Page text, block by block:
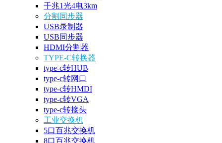
千兆1光4电3km
分割同步器
USB录制器
USB同步器
HDMI分割器
TYPE-C转换器
type-c转HUB
type-c转网口
type-c转HMDI
type-c转VGA
type-c转接头
工业交换机
5口百兆交换机
8口百兆交换机